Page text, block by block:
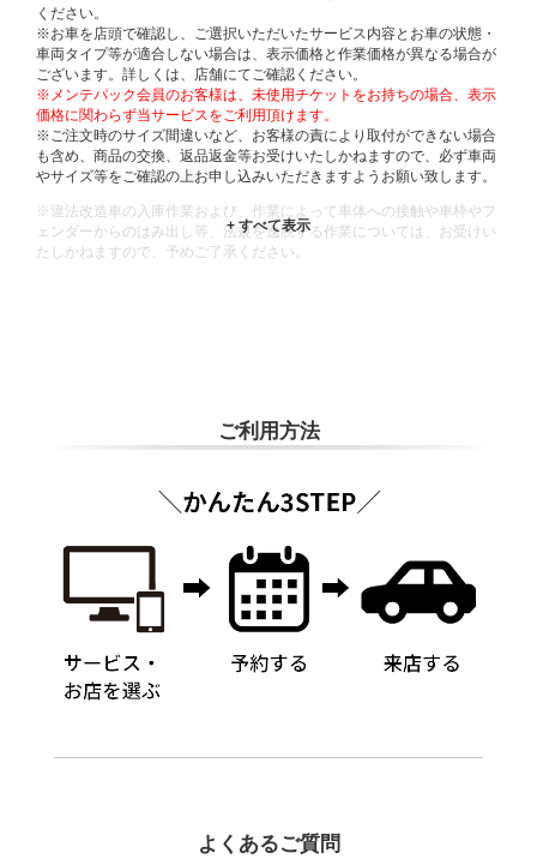
ください。
※お車を店頭で確認し、ご選択いただいたサービス内容とお車の状態・
車両タイプ等が適合しない場合は、表示価格と作業価格が異なる場合が
ございます。詳しくは、店舗にてご確認ください。
※メンテパック会員のお客様は、未使用チケットをお持ちの場合、表示
価格に関わらず当サービスをご利用頂けます。
※ご注文時のサイズ間違いなど、お客様の責により取付ができない場合
も含め、商品の交換、返品返金等お受けいたしかねますので、必ず車両
やサイズ等をご確認の上お申し込みいただきますようお願い致します。
※違法改造車の入庫作業および、作業によって車体への接触や車枠やフ
ェンダーからのはみ出し等、法規を逸脱する作業については、お受けい
たしかねますので、予めご了承ください。
ご利用方法
よくあるご質問